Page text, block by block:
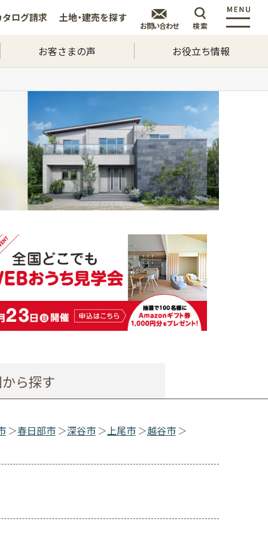
タログ請求 土地・建売を探す
お問い合わせ 検索
お客さまの声 お役立ち情報
ら探す
春日部市 深谷市 上尾市 越谷市